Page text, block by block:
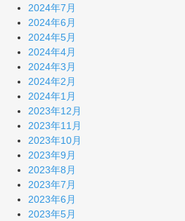
2024年7月
2024年6月
2024年5月
2024年4月
2024年3月
2024年2月
2024年1月
2023年12月
2023年11月
2023年10月
2023年9月
2023年8月
2023年7月
2023年6月
2023年5月